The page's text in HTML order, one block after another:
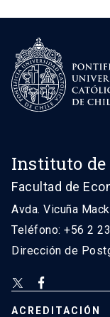
Instituto de
Facultad de
Avda. Vicuña
Teléfono: +56 2
Dirección de
ACREDITACIÓN